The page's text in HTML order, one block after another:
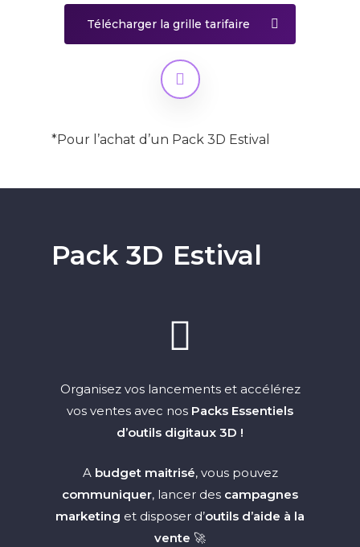
Télécharger la grille tarifaire
*Pour l’achat d’un Pack 3D Estival
Pack 3D Estival
Organisez vos lancements et accélérez
vos ventes avec nos Packs Essentiels
d’outils digitaux 3D !
A budget maitrisé, vous pouvez
communiquer, lancer des campagnes
marketing et disposer d’outils d’aide à la
vente 🚀